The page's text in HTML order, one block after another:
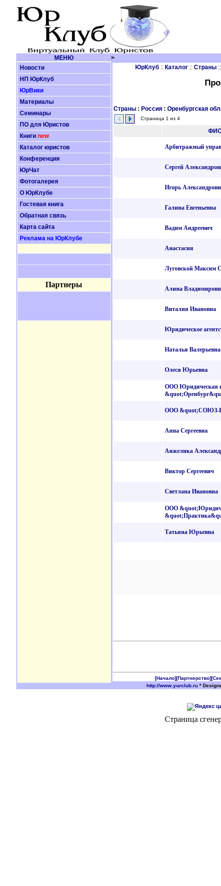
МЕНЮ
>
Новости
НП ЮрКлуб
ЮрВики
Материалы
Семинары
ПО для Юристов
Книги new
Каталог юристов
Конференция
ЮрЧат
Фотогалерея
О ЮрКлубе
Гостевая книга
Обратная связь
Карта сайта
Реклама на ЮрКлубе
Партнеры
ЮрКлуб:: Каталог:: Страны
Страны: Россия : Оренбургская
Страница 1 из 4
Арбитражный
Сергей
Игорь
Галина Евгеньевна
Вадим Андреевич
Анастасия
Луговской Максим
Алина
Виталия Ивановна
Юридическое
Наталья Валерьевна
Олеся Юрьевна
ООО Юридическая
ООО &quot;СОЮЗ-
Анна Сергеевна
Анжелика
Виктор Сергеевич
Светлана Ивановна
ООО
Татьяна Юрьевна
[Начало][Партнерство]
http://www.yurclub.ru*
Страница